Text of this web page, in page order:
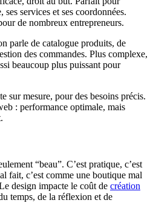
ses services et ses coordonnées.
de nombreux entrepreneurs.
parle de catalogue produits, de
des commandes. Plus complexe,
beaucoup plus puissant pour
sur mesure, pour des besoins précis.
: performance optimale, mais
“beau”. C’est pratique, c’est
fait, c’est comme une boutique mal
design impacte le coût de création
temps, de la réflexion et de